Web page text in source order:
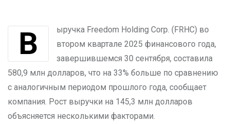
Выручка Freedom Holding Corp. (FRHC) во
втором квартале 2025 финансового года,
завершившемся 30 сентября, составила
580,9 млн долларов, что на 33% больше по сравнению
с аналогичным периодом прошлого года, сообщает
компания. Рост выручки на 145,3 млн долларов
объясняется несколькими факторами.